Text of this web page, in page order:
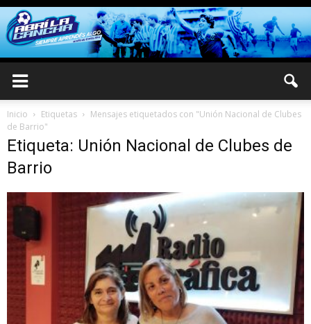
Inicio Etiquetas
Mensajes etiquetados con "Unión Nacional de Clubes
de Barrio"
Etiqueta: Unión Nacional de Clubes de
Barrio